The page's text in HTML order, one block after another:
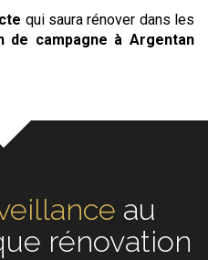
qui saura rénover dans les
de campagne à Argentan
au cœur de